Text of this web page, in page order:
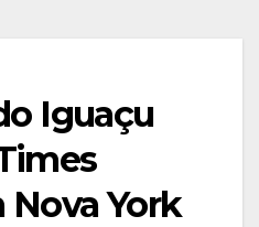
Iguaçu
Nova York